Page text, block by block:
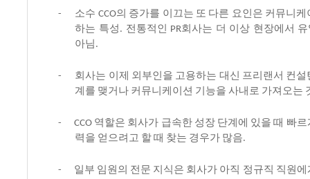
- 소수 CCO의 증가를 이끄는 또 다른 요인은 커뮤니케
하는 특성 . 전통적인 PR회사는 더 이상 현장에서
아님 .
- 회사는 이제 외부인을 고용하는 대신 프리랜서 컨설
계를 맺거나 커뮤니케이션 기능을 사내로 가져오는
- CCO 역할은 회사가 급속한 성장 단계에 있을 때 빠르
력을 얻으려고 할 때 찾는 경우가 많음.
- 일부 임원의 전문 지식은 회사가 아직 정규직 직원에